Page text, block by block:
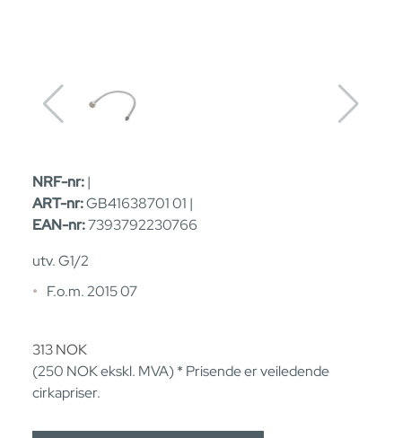
NRF-nr:|
ART-nr:GB41638701 01 |
EAN-nr:7393792230766
utv. G1/2
F.o.m. 2015 07
313NOK
(250 NOKekskl. MVA) * Prisende er veiledende
cirkapriser.